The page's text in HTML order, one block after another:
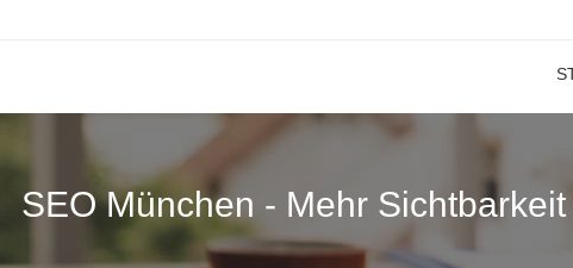
SEO München - Mehr